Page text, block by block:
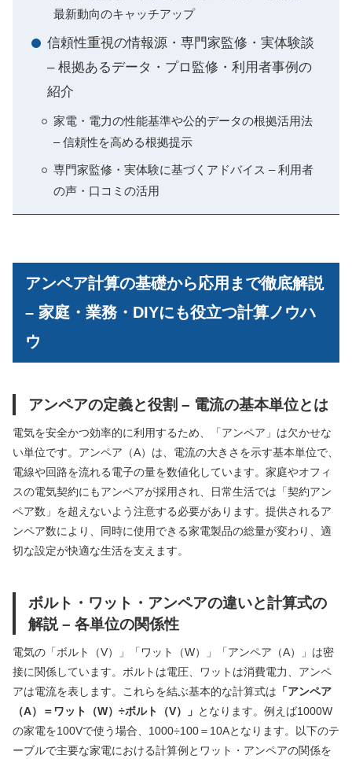
最新動向のキャッチアップ
信頼性重視の情報源・専門家監修・実体験談
– 根拠あるデータ・プロ監修・利用者事例の
紹介
家電・電力の性能基準や公的データの根拠活用法
– 信頼性を高める根拠提示
専門家監修・実体験に基づくアドバイス – 利用者
の声・口コミの活用
アンペア計算の基礎から応用まで徹底解説
– 家庭・業務・DIYにも役立つ計算ノウハ
ウ
アンペアの定義と役割 – 電流の基本単位とは
電気を安全かつ効率的に利用するため、「アンペア」は欠かせな
い単位です。アンペア（A）は、電流の大きさを示す基本単位で、
電線や回路を流れる電子の量を数値化しています。家庭やオフィ
スの電気契約にもアンペアが採用され、日常生活では「契約アン
ペア数」を超えないよう注意する必要があります。提供されるア
ンペア数により、同時に使用できる家電製品の総量が変わり、適
切な設定が快適な生活を支えます。
ボルト・ワット・アンペアの違いと計算式の
解説 – 各単位の関係性
電気の「ボルト（V）」「ワット（W）」「アンペア（A）」は密
接に関係しています。ボルトは電圧、ワットは消費電力、アンペ
アは電流を表します。これらを結ぶ基本的な計算式は 「アンペア
（A）＝ワット（W）÷ボルト（V）」 となります。例えば1000W
の家電を100Vで使う場合、1000÷100＝10Aとなります。以下のテ
ーブルで主要な家電における計算例とワット・アンペアの関係を